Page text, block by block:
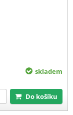
skladem
Do košíku